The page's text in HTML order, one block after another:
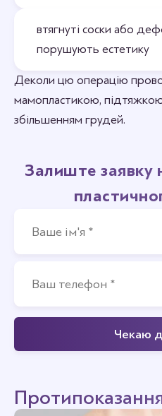
втягнуті соски або
порушують естетику
Деколи цю операцію
мамопластикою,
збільшенням грудей.
Залиште заявку